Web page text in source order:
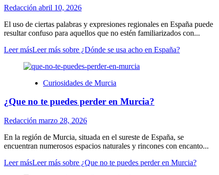
Redacción abril 10, 2026
El uso de ciertas palabras y expresiones regionales en España puede
resultar confuso para aquellos que no estén familiarizados con...
Leer másLeer más sobre ¿Dónde se usa acho en España?
Curiosidades de Murcia
¿Que no te puedes perder en Murcia?
Redacción marzo 28, 2026
En la región de Murcia, situada en el sureste de España, se
encuentran numerosos espacios naturales y rincones con encanto...
Leer másLeer más sobre ¿Que no te puedes perder en Murcia?